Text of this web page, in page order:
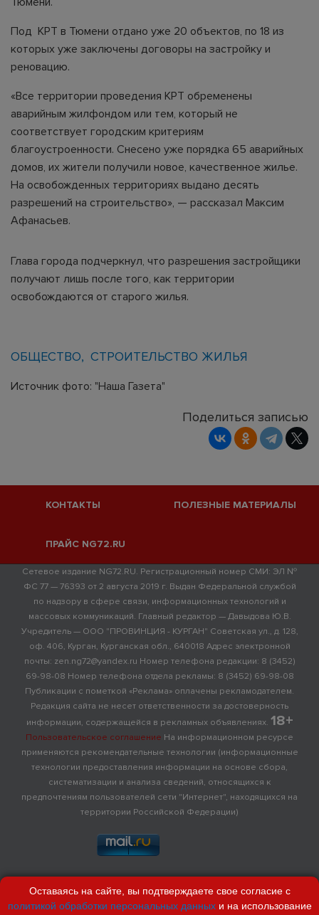
Под КРТ в Тюмени отдано уже 20 объектов, по 18 из
которых уже заключены договоры на застройку и
реновацию.
«Все территории проведения КРТ обременены
аварийным жилфондом или тем, который не
соответствует городским критериям
благоустроенности. Снесено уже порядка 65 аварийных
домов, их жители получили новое, качественное жилье.
На освобожденных территориях выдано десять
разрешений на строительство», — рассказал Максим
Афанасьев.
Глава города подчеркнул, что разрешения застройщики
получают лишь после того, как территории
освобождаются от старого жилья.
ОБЩЕСТВО СТРОИТЕЛЬСТВО ЖИЛЬЯ
Источник фото: "Наша Газета"
Поделиться записью
КОНТАКТЫ ПОЛЕЗНЫЕ МАТЕРИАЛЫ
ПРАЙС NG72.RU
Сетевое издание NG72.RU. Регистрационный номер СМИ: ЭЛ №
ФС 77 — 76393 от 2 августа 2019 г. Выдан Федеральной службой
по надзору в сфере связи, информационных технологий и
массовых коммуникаций. Главный редактор — Давыдова Ю.В.
Учредитель — ООО "ПРОВИНЦИЯ - КУРГАН" Советская ул., д. 128,
оф. 406, Курган, Курганская обл., 640018 Адрес электронной
почты: zen.ng72@yandex.ru Номер телефона редакции: 8 (3452)
69-98-08 Номер телефона отдела рекламы: 8 (3452) 69-98-08
Публикации с пометкой «Реклама» оплачены рекламодателем.
Редакция сайта не несет ответственности за достоверность
информации, содержащейся в рекламных объявлениях. 18+
Пользовательское соглашение На информационном ресурсе
применяются рекомендательные технологии (информационные
технологии предоставления информации на основе сбора,
систематизации и анализа сведений, относящихся к
предпочтениям пользователей сети "Интернет", находящихся на
территории Российской Федерации)
Оставаясь на сайте, вы подтверждаете свое согласие с
политикой обработки персональных данныхи на использование